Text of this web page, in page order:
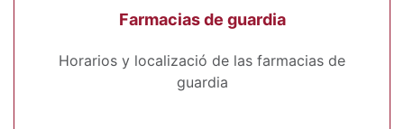
Farmacias de guardia
Horarios y localizació de las farmacias de
guardia